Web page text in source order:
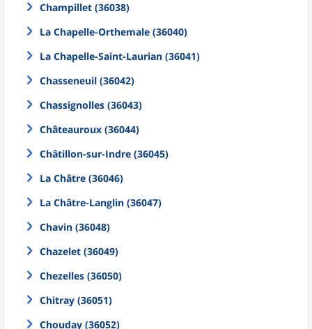
Champillet (36038)
La Chapelle-Orthemale (36040)
La Chapelle-Saint-Laurian (36041)
Chasseneuil (36042)
Chassignolles (36043)
Châteauroux (36044)
Châtillon-sur-Indre (36045)
La Châtre (36046)
La Châtre-Langlin (36047)
Chavin (36048)
Chazelet (36049)
Chezelles (36050)
Chitray (36051)
Chouday (36052)